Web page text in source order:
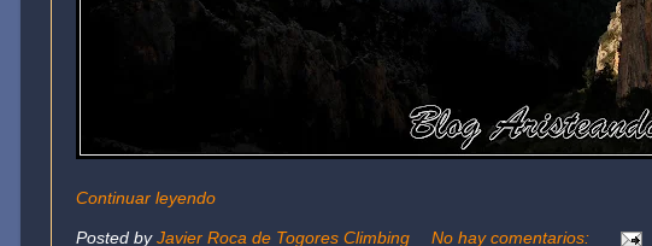
Continuar leyendo
Posted byJavier Roca de Togores Climbing
No hay comentarios: